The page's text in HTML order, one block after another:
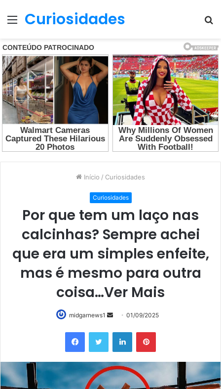
MenuCuriosidades
Início / Curiosidades
Curiosidades
Por que tem um laço nas
calcinhas? Sempre achei
que era um simples enfeite,
mas é mesmo para outra
coisa…Ver Mais
midgarnews1
Mande
mail
01/09/2025
FacebookTwitter LinkedinPinterest